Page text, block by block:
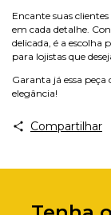
Encante suas
em cada detalhe.
delicada, é a escolha
para lojistas que
Garanta já essa
elegância!
Compartilhar